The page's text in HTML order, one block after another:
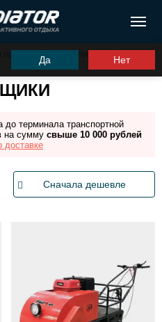
Да Нет
прицепы Мотобуксировщики
до терминала транспортной
на сумму свыше 10 000 рублей
доставке
Сначала дешевле